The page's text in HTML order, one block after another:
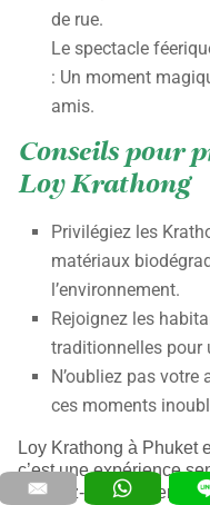
de rue.
Le spectacle
: Un moment
amis.
Conseils pour
Loy Krathong
Privilégiez les
matériaux
l’environnement.
Rejoignez les
traditionnelles pour
N’oubliez pas
ces moments
Loy Krathong à Phuket
c’est une expérience
Laissez-vous porter par